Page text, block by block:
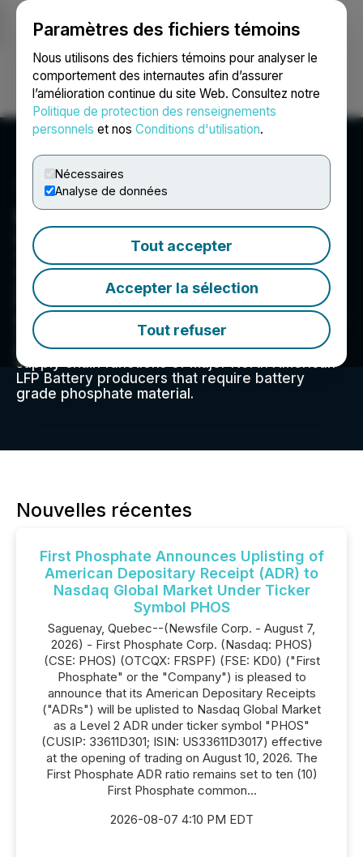
Paramètres des fichiers témoins
Nous utilisons des fichiers témoins pour analyser le
comportement des internautes afin d’assurer
l’amélioration continue du site Web. Consultez notre
Politique de protection des renseignements
personnels et nos Conditions d'utilisation.
Nécessaires
Analyse de données
Tout accepter
Accepter la sélection
Tout refuser
Ouvrir une session Recherche English
First Phosphate Corp.
First Phosphate is a mineral exploration and
development company fully dedicated to
extracting and refining advanced phosphate
material for the LFP Battery industry. First
Phosphate is committed to producing at high
purity level, at full ESG-grade scale and with low
anticipated carbon footprint. First Phosphate
plans to integrate directly into the R&D and
supply chain functions of major North American
LFP Battery producers that require battery
grade phosphate material.
Nouvelles récentes
First Phosphate Announces Uplisting of
American Depositary Receipt (ADR) to
Nasdaq Global Market Under Ticker
Symbol PHOS
Saguenay, Quebec--(Newsfile Corp. - August 7,
2026) - First Phosphate Corp. (Nasdaq: PHOS)
(CSE: PHOS) (OTCQX: FRSPF) (FSE: KD0) ("First
Phosphate" or the "Company") is pleased to
announce that its American Depositary Receipts
("ADRs") will be uplisted to Nasdaq Global Market
as a Level 2 ADR under ticker symbol "PHOS"
(CUSIP: 33611D301; ISIN: US33611D3017) effective
at the opening of trading on August 10, 2026. The
First Phosphate ADR ratio remains set to ten (10)
First Phosphate common...
2026-08-07 4:10 PM EDT